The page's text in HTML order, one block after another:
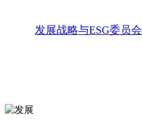
发展战略与ESG委员会